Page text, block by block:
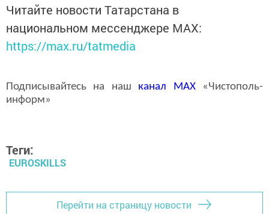
Читайте новости Татарстана в
национальном мессенджере MАХ:
https://max.ru/tatmedia
Подписывайтесь на наш канал MAX«Чистополь-
информ»
Теги:
EUROSKILLS
Перейти на страницу новости